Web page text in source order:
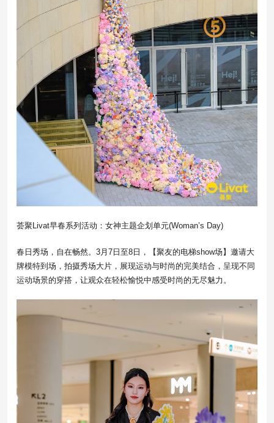
荟聚Livat早春系列活动：女神主题企划单元(Woman’s Day)
春日秀场，自在畅然。3月7日至8日，【聚友的电梯show场】邀请大
牌模特到场，拍摄秀场大片，展现运动与时尚的完美结合，呈现不同
运动场景的穿搭，让观众在轻松愉悦中感受时尚的无尽魅力。